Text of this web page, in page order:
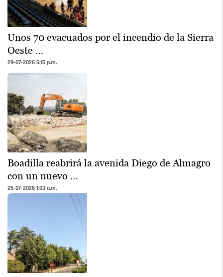
Unos 70 evacuados por el incendio de la Sierra
Oeste …
29-07-2026 5:15 p.m.
Boadilla reabrirá la avenida Diego de Almagro
con un nuevo …
25-07-2026 1:03 a.m.